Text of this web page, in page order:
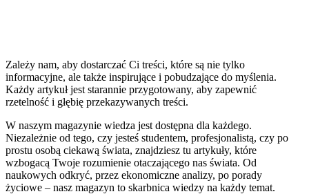
Zależy nam, aby dostarczać Ci treści, które są nie tylko
informacyjne, ale także inspirujące i pobudzające do myślenia.
Każdy artykuł jest starannie przygotowany, aby zapewnić
rzetelność i głębię przekazywanych treści.
W naszym magazynie wiedza jest dostępna dla każdego.
Niezależnie od tego, czy jesteś studentem, profesjonalistą, czy po
prostu osobą ciekawą świata, znajdziesz tu artykuły, które
wzbogacą Twoje rozumienie otaczającego nas świata. Od
naukowych odkryć, przez ekonomiczne analizy, po porady
życiowe – nasz magazyn to skarbnica wiedzy na każdy temat.